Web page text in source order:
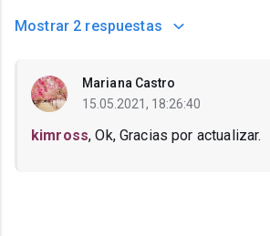
Mostrar 2 respuestas
Mariana Castro
15.05.2021, 18:26:40
kimross, Ok, Gracias por actualizar.